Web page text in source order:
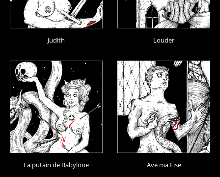
Judith Louder
La putain de Babylone Ave ma Lise